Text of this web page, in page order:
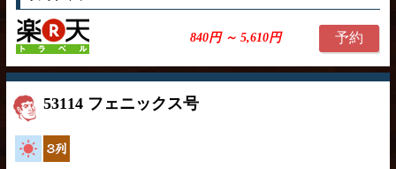
840円 ～ 5,610円 予約
53114 フェニックス号
高速バス